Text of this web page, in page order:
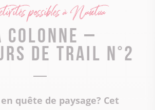
possibles à Nantua
Colonne –
de trail n°2
quête de paysage? Cet